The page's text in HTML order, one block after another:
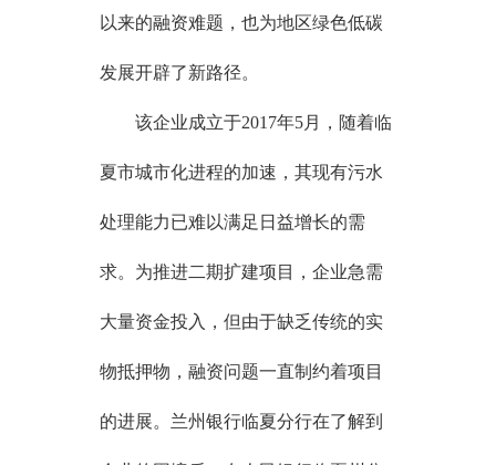
以来的融资难题，也为地区绿色低碳
发展开辟了新路径。
该企业成立于2017年5月，随着临
夏市城市化进程的加速，其现有污水
处理能力已难以满足日益增长的需
求。为推进二期扩建项目，企业急需
大量资金投入，但由于缺乏传统的实
物抵押物，融资问题一直制约着项目
的进展。兰州银行临夏分行在了解到